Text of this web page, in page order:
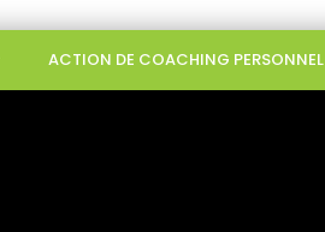
ACTION DE COACHING PERSONNEL